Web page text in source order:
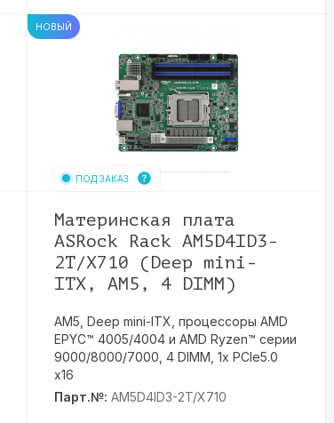
НОВЫЙ
ПОД ЗАКАЗ
Материнская плата
ASRock Rack AM5D4ID3-
2T/X710 (Deep mini-
ITX, AM5, 4 DIMM)
AM5, Deep mini-ITX, процессоры AMD
EPYC™ 4005/4004 и AMD Ryzen™ серии
9000/8000/7000, 4 DIMM, 1x PCIe5.0
x16
Парт.№: AM5D4ID3-2T/X710